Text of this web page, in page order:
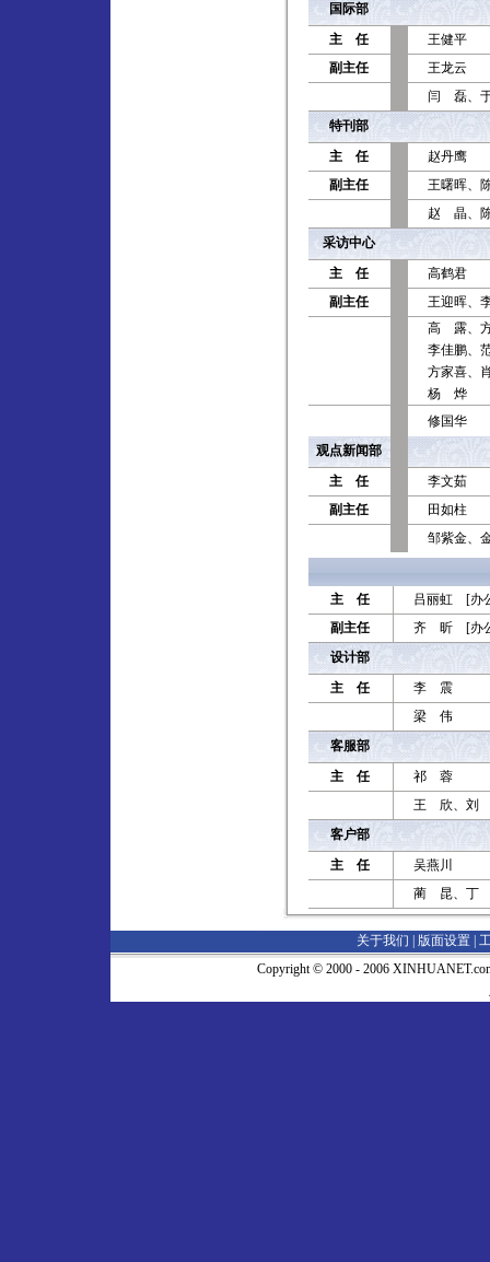
国际部
主 任
王健平
副主任
王龙云
闫 磊、
特刊部
主 任
赵丹鹰
副主任
王曙晖、
赵 晶、
采访中心
主 任
高鹤君
副主任
王迎晖、
高 露、
李佳鹏、
方家喜、
杨 烨
修国华
观点新闻部
主 任
李文茹
副主任
田如柱
邹紫金、
主 任
吕丽虹 [办
副主任
齐 昕 [办公
设计部
主 任
李 震
梁 伟
客服部
主 任
祁 蓉
王 欣、刘
客户部
主 任
吴燕川
蔺 昆、丁
关于我们 | 版面设置
Copyright © 2000 - 2006